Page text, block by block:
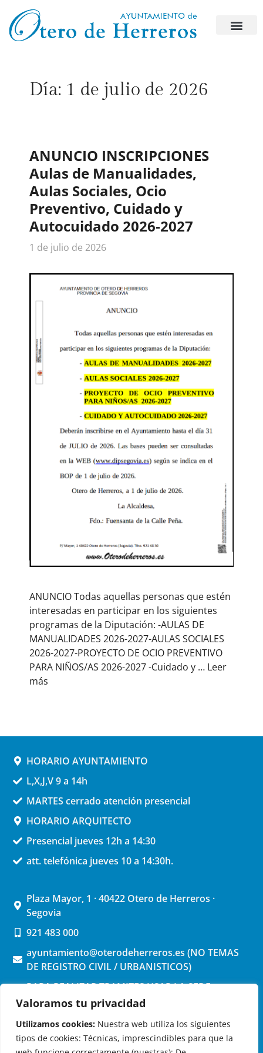
Valoramos tu privacidad
Utilizamos cookies: Nuestra web utiliza los siguientes
tipos de cookies: Técnicas, imprescindibles para que la
Día: 1 de julio de 2026
ANUNCIO INSCRIPCIONES
Aulas de Manualidades,
Aulas Sociales, Ocio
Preventivo, Cuidado y
Autocuidado 2026-2027
1 de julio de 2026
ANUNCIO Todas aquellas personas que estén
interesadas en participar en los siguientes
programas de la Diputación: -AULAS DE
MANUALIDADES 2026-2027-AULAS SOCIALES
2026-2027-PROYECTO DE OCIO PREVENTIVO
PARA NIÑOS/AS 2026-2027 -Cuidado y … Leer
más
HORARIO AYUNTAMIENTO
L,X,J,V 9 a 14h
MARTES cerrado atención presencial
HORARIO ARQUITECTO
Presencial jueves 12h a 14:30
att. telefónica jueves 10 a 14:30h.
Plaza Mayor, 1 · 40422 Otero de Herreros ·
Segovia
921 483 000
ayuntamiento@oterodeherreros.es (NO TEMAS
DE REGISTRO CIVIL / URBANISTICOS)
PARA REALIZAR TRAMITES USAR LA SEDE
ELECTRONICA (pinchar aquí)